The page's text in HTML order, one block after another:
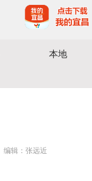
本地
编辑：张远近